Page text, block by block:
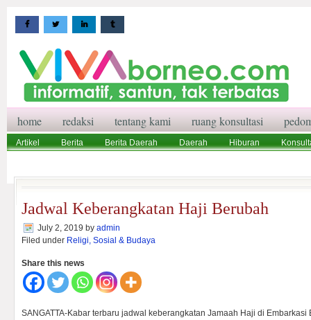
home redaksi tentang kami ruang konsultasi
Artikel Berita Berita Daerah Daerah Hiburan
Jadwal Keberangkatan Haji Berubah
July 2, 2019 by admin
Filed under Religi, Sosial & Budaya
Share this news
SANGATTA-Kabar terbaru jadwal keberangkatan Jamaah Haji di